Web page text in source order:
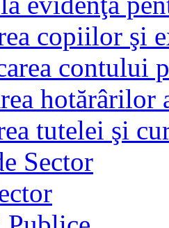
copiilor şi
contului
hotărârilor
tutelei şi
Sector